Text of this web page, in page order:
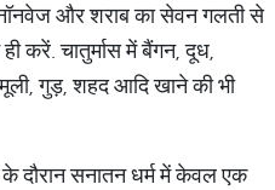
नॉनवेज और शराब का सेवन गलती से
करें. चातुर्मास में बैंगन, दूध,
गुड़, शहद आदि खाने की भी
के दौरान सनातन धर्म में केवल एक